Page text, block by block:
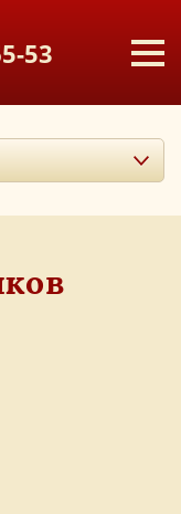
53